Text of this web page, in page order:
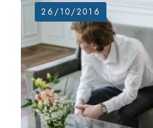
26/10/2016